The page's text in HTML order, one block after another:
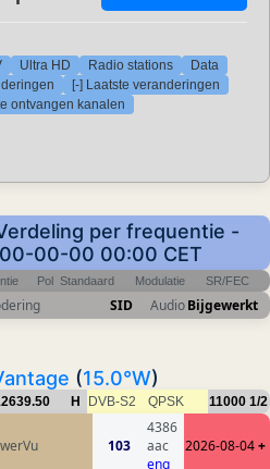
Ultra HD Radio stations
Data
[-] Laatste veranderingen
ontvangen kanalen
per frequentie -
00-00 00:00 CET
Pol Standaard Modulatie SR/FEC
SID AudioBijgewerkt
(15.0°W)
H DVB-S2 QPSK 11000 1/2
103
4386
aac
eng
2026-08-04+